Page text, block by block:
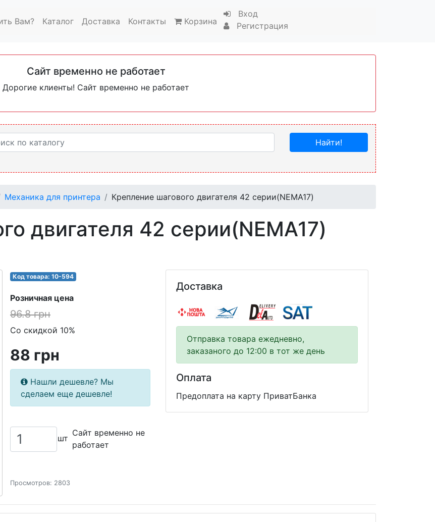
Вам? Каталог Доставка Контакты Корзина
Вход
Регистрация
Сайт временно не работает
Дорогие клиенты! Сайт временно не работает
Найти!
Механика для принтера Крепление шагового двигателя 42 серии(NEMA17)
двигателя 42 серии(NEMA17)
Код товара: 10-594
Розничная цена
96.8 грн
Со скидкой 10%
88 грн
Нашли дешевле? Мы
сделаем еще дешевле!
Доставка
Отправка товара ежедневно,
заказаного до 12:00 в тот же день
Оплата
Предоплата на карту ПриватБанка
шт
Сайт временно не
работает
Просмотров: 2803